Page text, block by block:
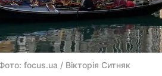
Фото: focus.ua / Вікторія Ситняк